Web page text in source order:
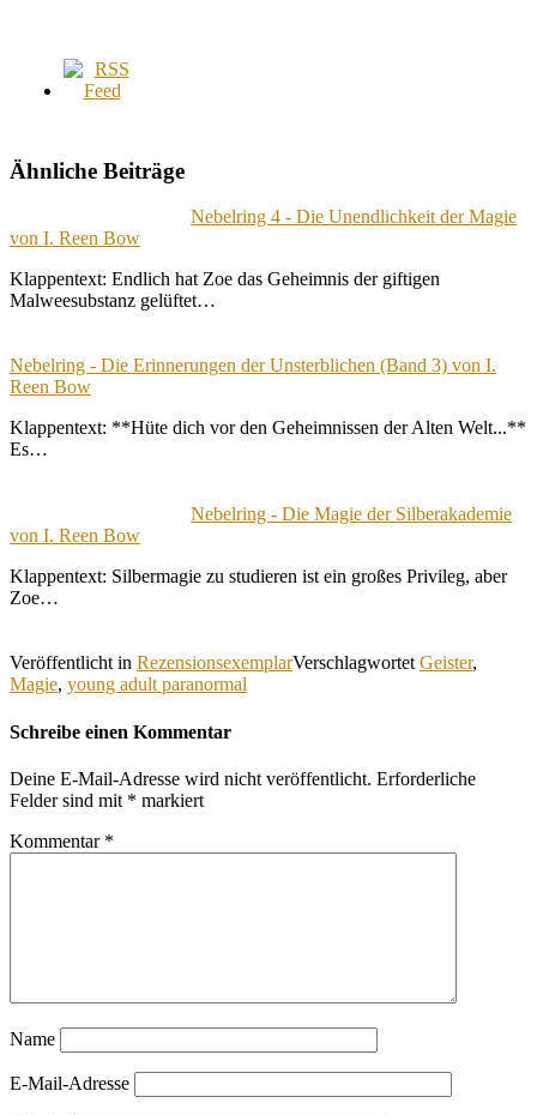
Ähnliche Beiträge
Nebelring 4 - Die Unendlichkeit der Magie
von I. Reen Bow
Klappentext: Endlich hat Zoe das Geheimnis der giftigen
Malweesubstanz gelüftet…
Nebelring - Die Erinnerungen der Unsterblichen (Band 3) von I.
Reen Bow
Klappentext: **Hüte dich vor den Geheimnissen der Alten Welt...**
Es…
Nebelring - Die Magie der Silberakademie
von I. Reen Bow
Klappentext: Silbermagie zu studieren ist ein großes Privileg, aber
Zoe…
Veröffentlicht in RezensionsexemplarVerschlagwortet Geister,
Magie, young adult paranormal
Schreibe einen Kommentar
Deine E-Mail-Adresse wird nicht veröffentlicht. Erforderliche
Felder sind mit * markiert
Kommentar *
Name
E-Mail-Adresse